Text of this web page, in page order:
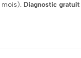
Diagnostic gratuit